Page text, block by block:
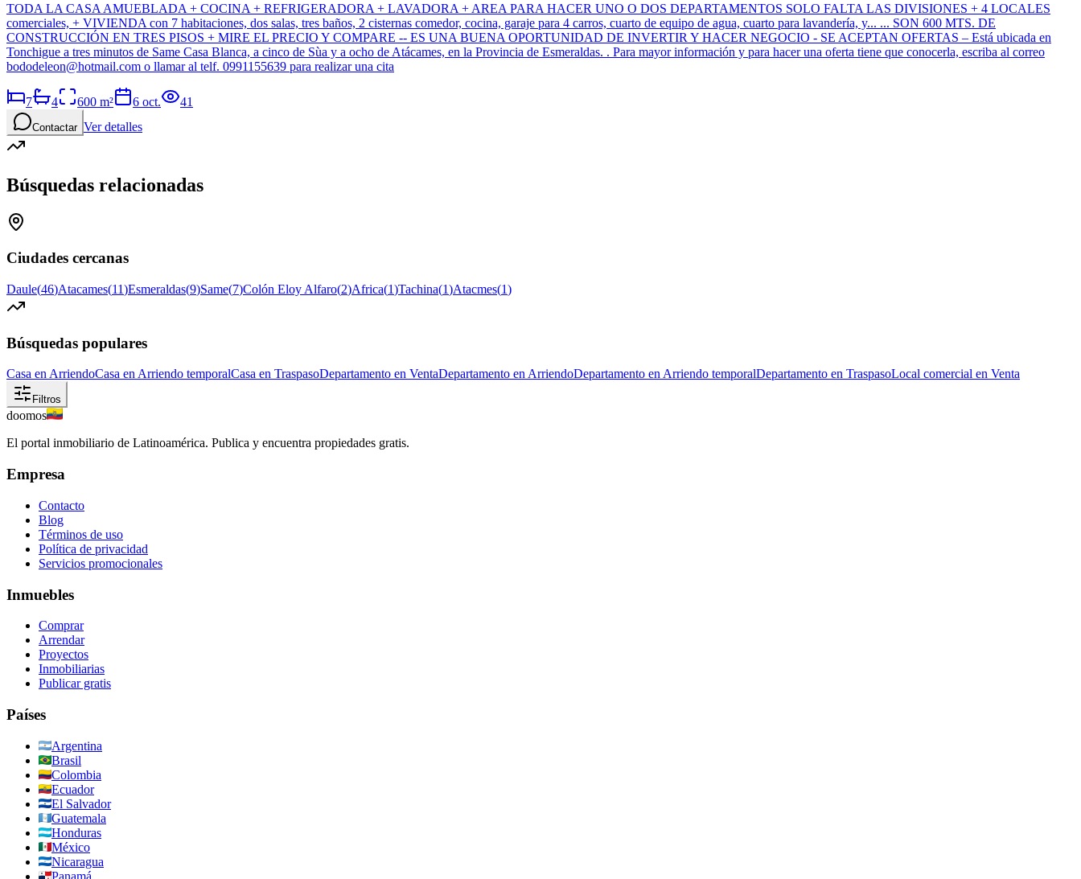
TODA LA CASA AMUEBLADA + COCINA + REFRIGERADORA + LAVADORA + AREA PARA HACER UNO O DOS DEPARTAMENTOS SOLO FALTA LAS DIVISIONES + 4 LOCALES
comerciales, + VIVIENDA con 7 habitaciones, dos salas, tres baños, 2 cisternas comedor, cocina, garaje para 4 carros, cuarto de equipo de agua, cuarto para lavandería, y... ... SON 600 MTS. DE
CONSTRUCCIÓN EN TRES PISOS + MIRE EL PRECIO Y COMPARE -- ES UNA BUENA OPORTUNIDAD DE INVERTIR Y HACER NEGOCIO - SE ACEPTAN OFERTAS – Está ubicada en
Tonchigue a tres minutos de Same Casa Blanca, a cinco de Sùa y a ocho de Atácames, en la Provincia de Esmeraldas. . Para mayor información y para hacer una oferta tiene que conocerla, escriba al correo
bododeleon@hotmail.com o llamar al telf. 0991155639 para realizar una cita
7 4 600 m² 6 oct. 41
Contactar Ver detalles
Búsquedas relacionadas
Ciudades cercanas
Daule(46)Atacames(11)Esmeraldas(9)Same(7)Colón Eloy Alfaro(2)Africa(1)Tachina(1)Atacmes(1)
Búsquedas populares
Casa en ArriendoCasa en Arriendo temporalCasa en TraspasoDepartamento en VentaDepartamento en ArriendoDepartamento en Arriendo temporalDepartamento en TraspasoLocal comercial en Venta
Filtros
doomos
El portal inmobiliario de Latinoamérica. Publica y encuentra propiedades gratis.
Empresa
Contacto
Blog
Términos de uso
Política de privacidad
Servicios promocionales
Inmuebles
Comprar
Arrendar
Proyectos
Inmobiliarias
Publicar gratis
Países
Argentina
Brasil
Colombia
Ecuador
El Salvador
Guatemala
Honduras
México
Nicaragua
Panamá